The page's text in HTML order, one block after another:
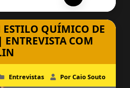
QUÍMICO DE
COM
Entrevistas Por Caio Souto